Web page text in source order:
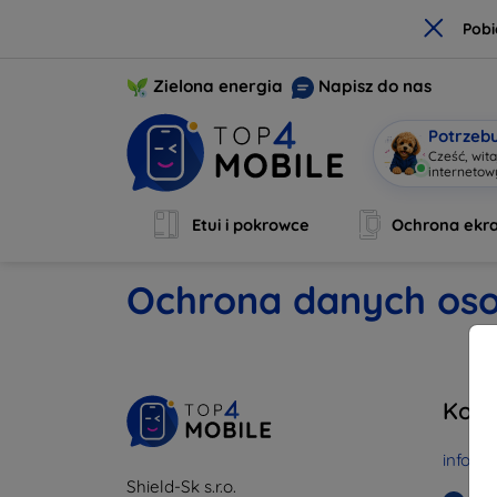
×
Zielona energia Napisz do nas
Cześć,
Etui i pokrowce Ochrona
Ochrona danych
Shield-Sk s.r.o.